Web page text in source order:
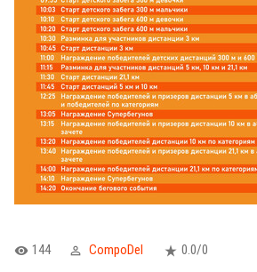
144 CompoDel 0.0/0